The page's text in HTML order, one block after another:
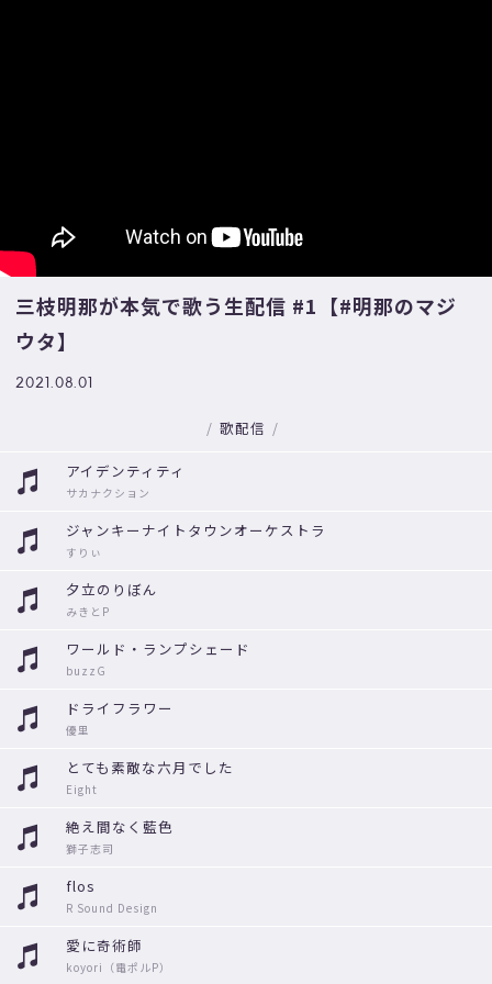
三枝明那が本気で歌う生配信 #1【#明那のマジ
ウタ】
2021.08.01
歌配信
アイデンティティ
サカナクション
ジャンキーナイトタウンオーケストラ
すりぃ
夕立のりぼん
みきとP
ワールド・ランプシェード
buzzG
ドライフラワー
優里
とても素敵な六月でした
Eight
絶え間なく藍色
獅子志司
flos
R Sound Design
愛に奇術師
koyori（電ポルP）